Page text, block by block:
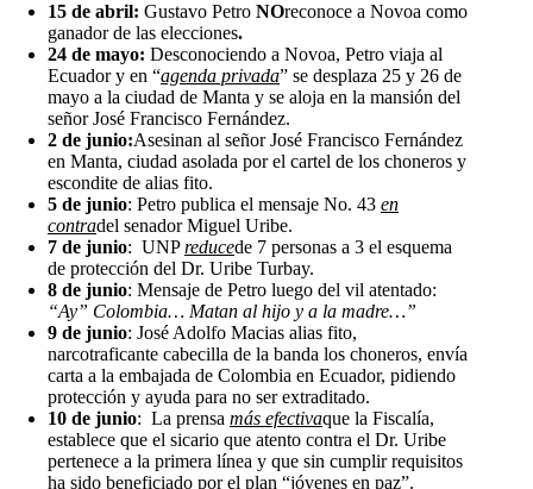
15 de abril: Gustavo Petro NOreconoce a Novoa como
ganador de las elecciones.
24 de mayo: Desconociendo a Novoa, Petro viaja al
Ecuador y en “agenda privada” se desplaza 25 y 26 de
mayo a la ciudad de Manta y se aloja en la mansión del
señor José Francisco Fernández.
2 de junio:Asesinan al señor José Francisco Fernández
en Manta, ciudad asolada por el cartel de los choneros y
escondite de alias fito.
5 de junio: Petro publica el mensaje No. 43 en
contradel senador Miguel Uribe.
7 de junio: UNPreducede 7 personas a 3 el esquema
de protección del Dr. Uribe Turbay.
8 de junio: Mensaje de Petro luego del vil atentado:
“Ay” Colombia… Matan al hijo y a la madre…”
9 de junio: José Adolfo Macias alias fito,
narcotraficante cabecilla de la banda los choneros, envía
carta a la embajada de Colombia en Ecuador, pidiendo
protección y ayuda para no ser extraditado.
10 de junio: La prensa más efectivaque la Fiscalía,
establece que el sicario que atento contra el Dr. Uribe
pertenece a la primera línea y que sin cumplir requisitos
ha sido beneficiado por el plan “jóvenes en paz”.